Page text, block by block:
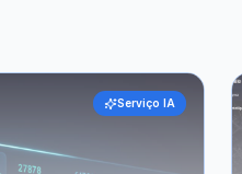
Serviço IA